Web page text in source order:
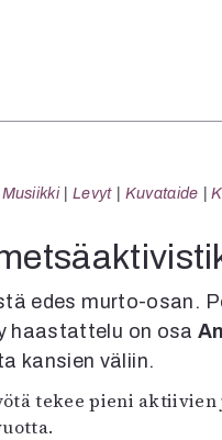
ja
ry
Musiikki Levyt Kuvataide
edes murto-osan.
haastattelu on osa
kansien väliin.
tekee pieni